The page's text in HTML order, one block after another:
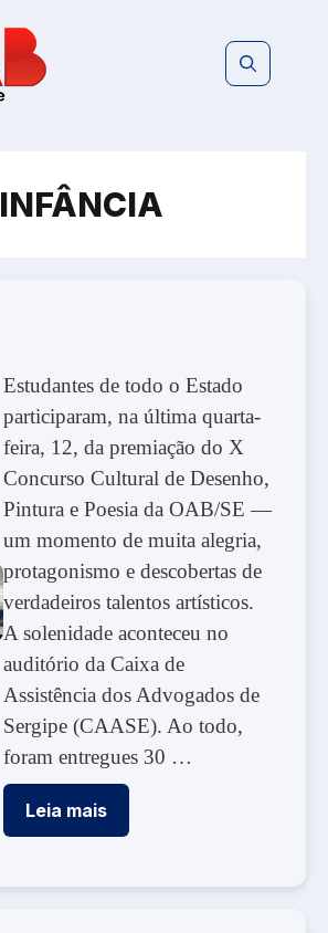
INFÂNCIA
Estudantes de todo o Estado
participaram, na última quarta-
feira, 12, da premiação do X
Concurso Cultural de Desenho,
Pintura e Poesia da OAB/SE —
um momento de muita alegria,
protagonismo e descobertas de
verdadeiros talentos artísticos.
A solenidade aconteceu no
auditório da Caixa de
Assistência dos Advogados de
Sergipe (CAASE). Ao todo,
foram entregues 30 …
Leia mais